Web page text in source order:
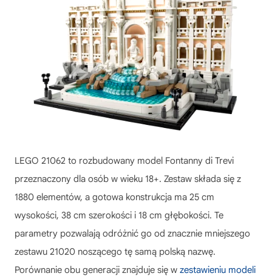
LEGO 21062 to rozbudowany model Fontanny di Trevi
przeznaczony dla osób w wieku 18+. Zestaw składa się z
1880 elementów, a gotowa konstrukcja ma 25 cm
wysokości, 38 cm szerokości i 18 cm głębokości. Te
parametry pozwalają odróżnić go od znacznie mniejszego
zestawu 21020 noszącego tę samą polską nazwę.
Porównanie obu generacji znajduje się w zestawieniu modeli